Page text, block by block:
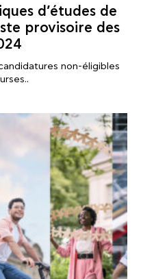
d’études de
provisoire des
non-éligibles